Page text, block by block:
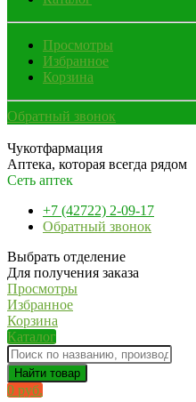
Просмотры
Избранное
Корзина
Обратный звонок
Чукотфармация
Аптека, которая всегда рядом
Сеть аптек
+7 (42722) 2-09-17
Обратный звонок
Выбрать отделение
Для получения заказа
Просмотры
Избранное
Корзина
Каталог
Найти товар
0 руб.